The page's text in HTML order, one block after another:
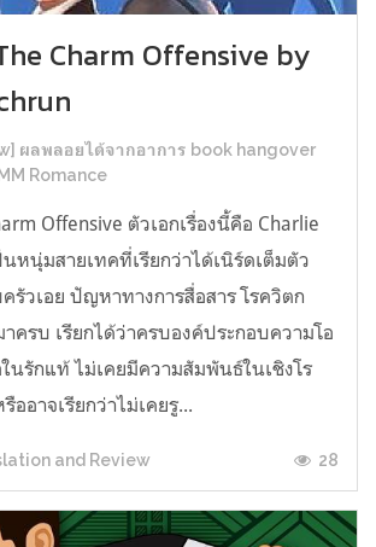
Charm Offensive by
ผลพลอยได้จากอาการ book hangover
Romance
Offensive ตัวเอกเรื่องนี้คือ Charlie
หนุ่มสายเทคที่เรียกว่าได้เนิร์ดเต็มตัว
วเอย ปัญหาทางการสื่อสาร โรควิตก
าครบ เรียกได้ว่าครบองค์ประกอบความโอ
ในรักแท้ ไม่เคยมีความสัมพันธ์ในเชิงโร
อาจเรียกว่าไม่เคยรู...
and Review 28